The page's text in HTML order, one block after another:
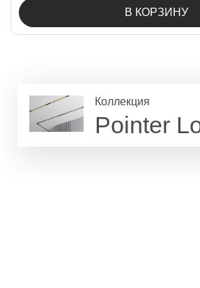
В КОРЗИНУ
Коллекция
Pointer